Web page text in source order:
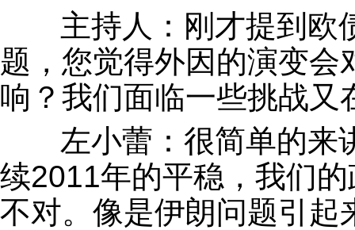
主持人：刚才提到欧
题，您觉得外因的演变
响？我们面临一些挑战又
左小蕾：很简单的来
续2011年的平稳，我们
不对。像是伊朗问题引起